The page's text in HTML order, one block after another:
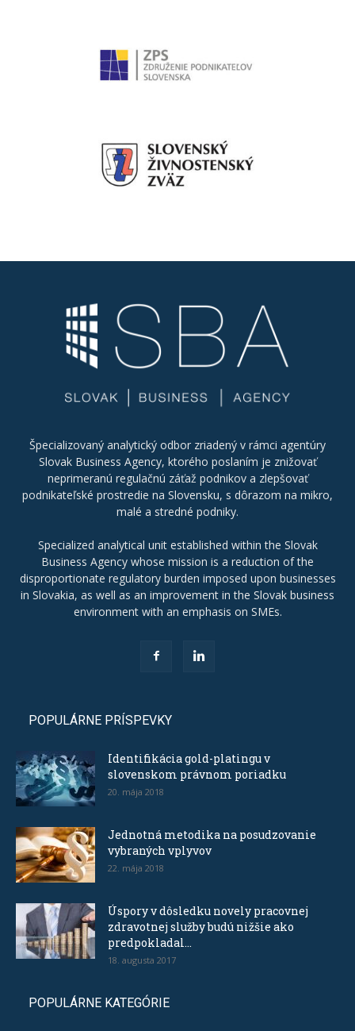
Špecializovaný analytický odbor zriadený v rámci agentúry
Slovak Business Agency, ktorého poslaním je znižovať
neprimeranú regulačnú záťaž podnikov a zlepšovať
podnikateľské prostredie na Slovensku, s dôrazom na mikro,
malé a stredné podniky.
Specialized analytical unit established within the Slovak
Business Agency whose mission is a reduction of the
disproportionate regulatory burden imposed upon businesses
in Slovakia, as well as an improvement in the Slovak business
environment with an emphasis on SMEs.
POPULÁRNE PRÍSPEVKY
Identifikácia gold-platingu v
slovenskom právnom poriadku
20. mája 2018
Jednotná metodika na posudzovanie
vybraných vplyvov
22. mája 2018
Úspory v dôsledku novely pracovnej
zdravotnej služby budú nižšie ako
predpokladal...
18. augusta 2017
POPULÁRNE KATEGÓRIE